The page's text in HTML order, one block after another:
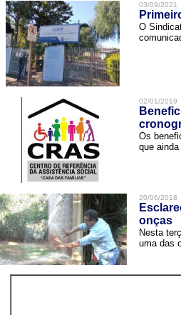
03/09/2021
O
02/01/2019
Os
que
20/06/2018
onças
Nesta
uma das